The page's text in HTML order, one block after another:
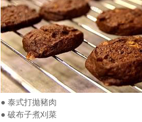
● 泰式打拋豬肉
● 破布子煮刈菜